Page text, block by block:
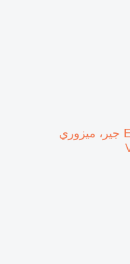
مضخة ذات تروس لـ: فولفو EC140 LC جير، ميزوري